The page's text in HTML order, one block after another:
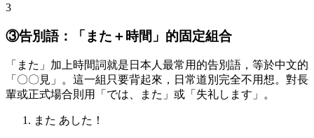
3
③告別語：「また＋時間」的固定組合
「また」加上時間詞就是日本人最常用的告別語，等於中文的
「〇〇見」。這一組只要背起來，日常道別完全不用想。對長
輩或正式場合則用「では、また」或「失礼します」。
また あした！